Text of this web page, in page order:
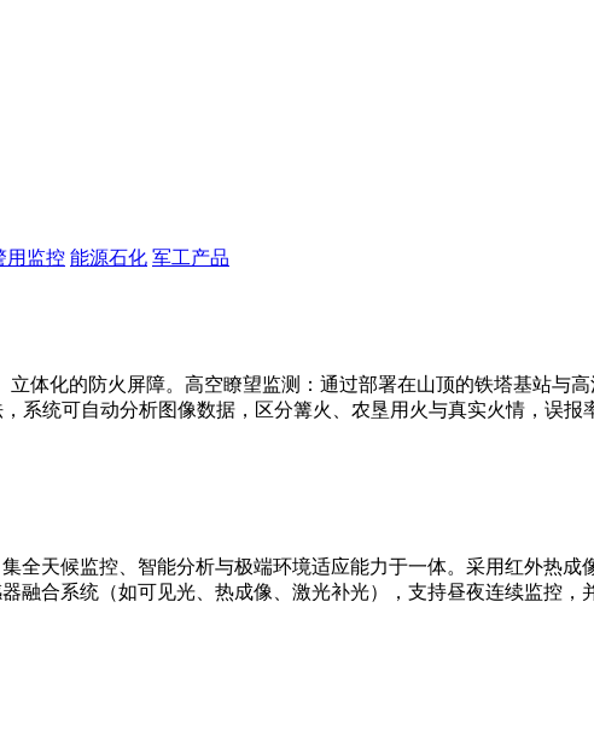
用监控 能源石化 军工产品
体化的防火屏障。高空瞭望监测：通过部署在山顶的铁塔基站与
系统可自动分析图像数据，区分篝火、农垦用火与真实火情，误报
全天候监控、智能分析与极端环境适应能力于一体。采用红外热成
融合系统（如可见光、热成像、激光补光），支持昼夜连续监控，